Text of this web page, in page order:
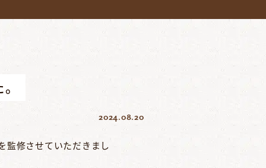
2024.08.20
監修させていただきまし